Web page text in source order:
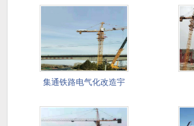
集通铁路电气化改造宇